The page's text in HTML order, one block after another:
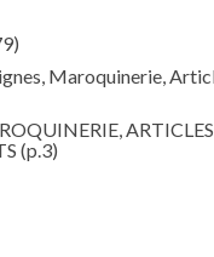
Maroquinerie,
(p.3)